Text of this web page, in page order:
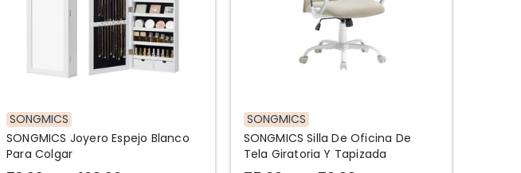
SONGMICS
SONGMICS Joyero Espejo Blanco
Para Colgar
SONGMICS
SONGMICS Silla De Oficina De
Tela Giratoria Y Tapizada